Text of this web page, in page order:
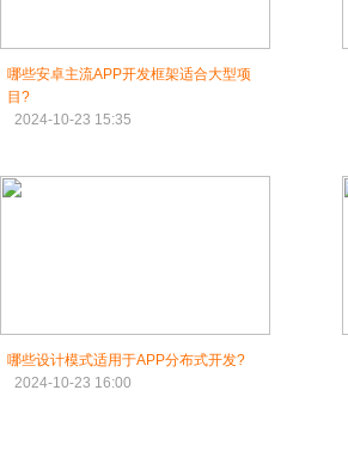
哪些安卓主流APP开发框架适合大型项
目?
2024-10-23 15:35
哪些设计模式适用于APP分布式开发?
2024-10-23 16:00